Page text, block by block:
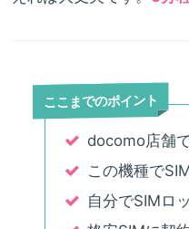
ここまでのポイント
docomo店舗
この機種で
自分でSIMロ